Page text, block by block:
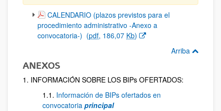
(Abre una nueva ventana)
CALENDARIO (plazos previstos para el
procedimiento administrativo -Anexo a
convocatoria-) (pdf, 186,07 Kb)
Arriba
ANEXOS
1. INFORMACIÓN SOBRE LOS BIPs OFERTADOS:
1.1. Información de BIPs ofertados en
convocatoria principal